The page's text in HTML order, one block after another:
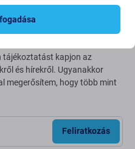
tájékoztatást kapjon az
és hírekről. Ugyanakkor
megerősítem, hogy több mint
Feliratkozás